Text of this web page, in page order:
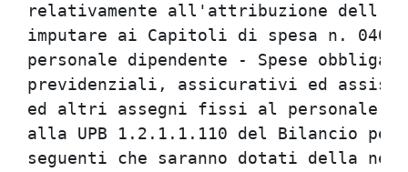
relativamente all'attribuzione
imputare ai Capitoli di spesa n. 04080
personale dipendente - Spese
previdenziali, assicurativi ed
ed altri assegni fissi al personale.
alla UPB 1.2.1.1.110 del Bilancio
seguenti che saranno dotati della